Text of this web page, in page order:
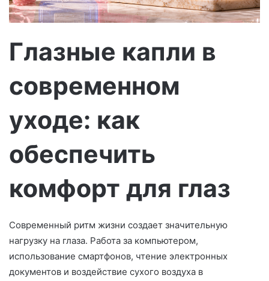
ь
м
Глазные капли в
современном
уходе: как
обеспечить
комфорт для глаз
Современный ритм жизни создает значительную
нагрузку на глаза. Работа за компьютером,
использование смартфонов, чтение электронных
документов и воздействие сухого воздуха в